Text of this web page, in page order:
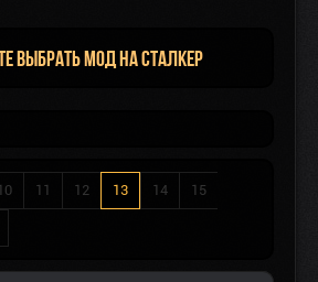
выбрать мод на Сталкер
11 12 13 14 15